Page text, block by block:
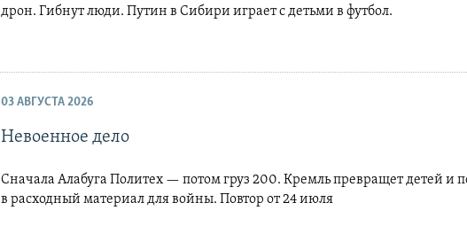
дрон. Гибнут люди. Путин в Сибири играет с детьми в футбол.
03 АВГУСТА 2026
Невоенное дело
Сначала Алабуга Политех — потом груз 200. Кремль превращет детей и
в расходный материал для войны. Повтор от 24 июля